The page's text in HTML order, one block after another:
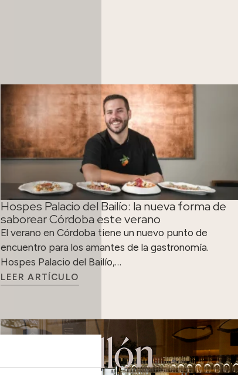
Hospes Palacio del Bailío: la nueva forma de
saborear Córdoba este verano
El verano en Córdoba tiene un nuevo punto de
encuentro para los amantes de la gastronomía.
Hospes Palacio del Bailío,…
LEER ARTÍCULO